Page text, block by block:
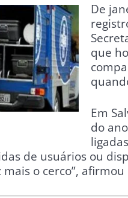
De
que
Em
do
de usuários ou
o cerco”,